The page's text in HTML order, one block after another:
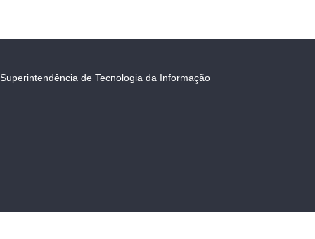
Superintendência de Tecnologia da Informação